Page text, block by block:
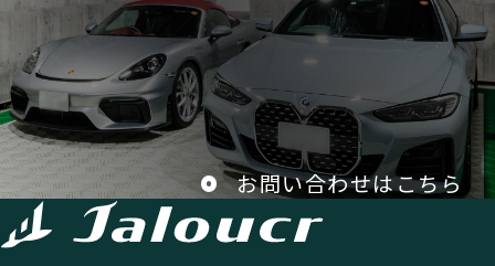
お問い合わせはこちら